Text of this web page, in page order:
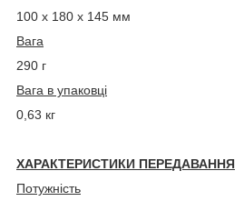
100 х 180 х 145 мм
Вага
290 г
Вага в упаковці
0,63 кг
ХАРАКТЕРИСТИКИ ПЕРЕДАВАННЯ
Потужність